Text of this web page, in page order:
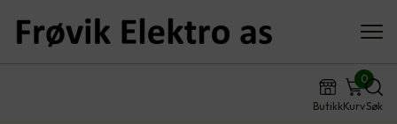
ButikkKurv
0
Søk